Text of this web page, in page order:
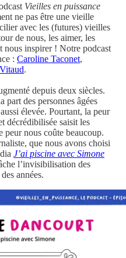
Vieilles en puissance
ne pas être une vieille
avec les (futures) vieilles
de nous, les aimer, les
nous inspirer ! Notre podcast
: Caroline Taconet,
.
depuis deux siècles.
des personnes âgées
élevée. Pourtant, la peur
décrédibilisée saisit les
peur nous coûte beaucoup.
que nous avons choisi
J’ai piscine avec Simone
l’invisibilisation des
années.